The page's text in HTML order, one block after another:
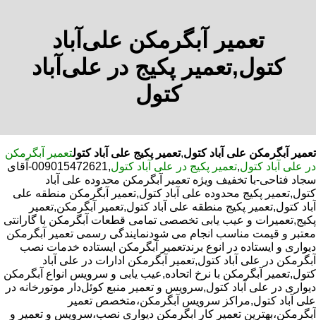
تعمیر آبگرمکن علی‌آباد
کتول,تعمیر پکیج در علی‌آباد
کتول
تعمیر آبگرمکن علی آباد کتول,تعمیر پکیج علی آباد کتولتعمیر آبگرمکن
در علی آباد کتول,تعمیر پکیج در علی آباد کتول
,009015472621-آقای
سجاد فتاحی-با تخفیف ویژه تعمیر آبگرمکن محدوده علی آباد
کتول,تعمیر پکیج محدوده علی آباد کتول,تعمیر آبگرمکن منطقه علی
آباد کتول,تعمیر پکیج منطقه علی آباد کتول,تعمیر آبگرمکن,تعمیر
پکیج,تعمیرات و عیب یابی تخصصی تمامی قطعات آبگرمکن با گارانتی
معتبر و قیمت مناسب انجام می شودنمایندگی رسمی تعمیر آبگرمکن
دیواری و ایستاده در انوع برندتعمیر آبگرمکن ایستاده خدمات نصب
آبگرمکن در علی آباد کتول,تعمیر آبگرمکن ادارات در علی آباد
کتول,تعمیر آبگرمکن با نرخ اتحاده,عیب یابی و سرویس انواع آبگرمکن
دیواری در علی آباد کتول,سرویس و تعمیر منبع کوئل‌دار موتورخانه در
علی آباد کتول,مراکز سرویس آبگرمکن،متخصص تعمیر
آبگرمکن،بهترین تعمیر کار ابگرمکن دیواری نصب،سرویس و تعمیر و